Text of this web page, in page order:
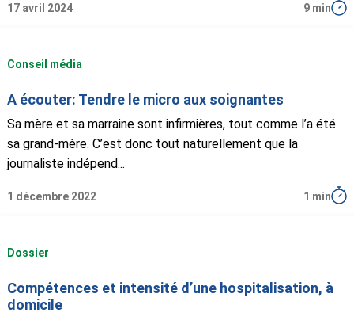
17 avril 2024 9 min
Conseil média
A écouter: Tendre le micro aux soignantes
Sa mère et sa marraine sont infirmières, tout comme l’a été
sa grand-mère. C’est donc tout naturellement que la
journaliste indépend...
1 décembre 2022 1 min
Dossier
Compétences et intensité d’une hospitalisation, à
domicile